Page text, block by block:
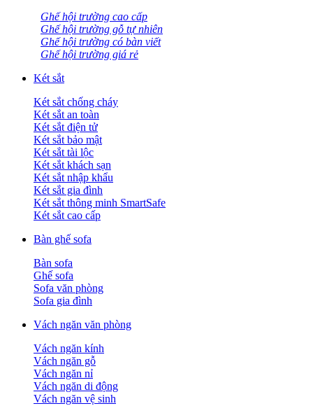
Ghế hội trường cao cấp
Ghế hội trường gỗ tự nhiên
Ghế hội trường có bàn viết
Ghế hội trường giá rẻ
Két sắt
Két sắt chống cháy
Két sắt an toàn
Két sắt điện tử
Két sắt bảo mật
Két sắt tài lộc
Két sắt khách sạn
Két sắt nhập khẩu
Két sắt gia đình
Két sắt thông minh SmartSafe
Két sắt cao cấp
Bàn ghế sofa
Bàn sofa
Ghế sofa
Sofa văn phòng
Sofa gia đình
Vách ngăn văn phòng
Vách ngăn kính
Vách ngăn gỗ
Vách ngăn nỉ
Vách ngăn di động
Vách ngăn vệ sinh